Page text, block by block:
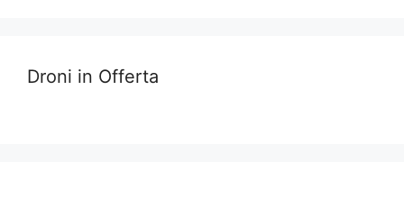
Droni in Offerta